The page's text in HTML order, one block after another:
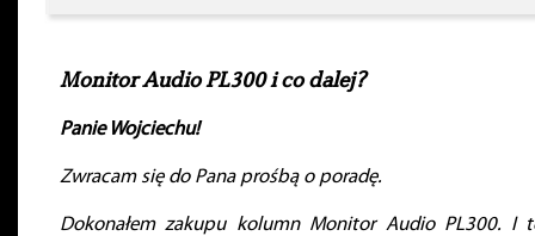
Monitor Audio PL300 i co dalej?
Panie Wojciechu!
Zwracam się do Pana prośbą o poradę.
Dokonałem zakupu kolumn Monitor Audio PL300. I